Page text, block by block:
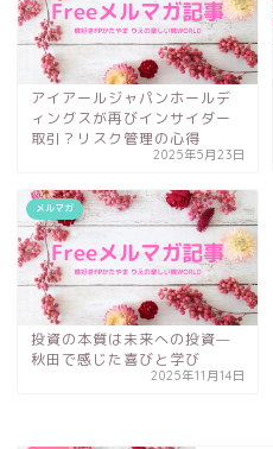
アイアールジャパンホールデ
ィングスが再びインサイダー
取引？リスク管理の心得
2025年5月23日
メルマガ
投資の本質は未来への投資—
秋田で感じた喜びと学び
2025年11月14日